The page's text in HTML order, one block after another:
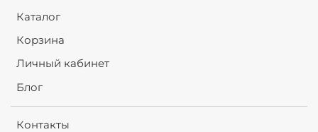
Каталог
Корзина
Личный кабинет
Блог
Контакты